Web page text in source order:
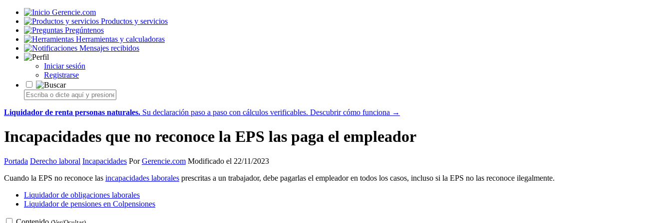
Gerencie.com
Productos y servicios
Pregúntenos
Herramientas y calculadoras
Mensajes recibidos
Iniciar sesión
Registrarse
Liquidador de renta personas naturales. Su declaración paso a paso con cálculos verificables. Descubrir cómo funciona →
Incapacidades que no reconoce la EPS las paga el empleador
Portada Derecho laboral Incapacidades PorGerencie.com Modificado el 22/11/2023
Cuando la EPS no reconoce las incapacidades laborales prescritas a un trabajador, debe pagarlas el empleador en todos los casos, incluso si la EPS no las reconoce ilegalmente.
Liquidador de obligaciones laborales
Liquidador de pensiones en Colpensiones